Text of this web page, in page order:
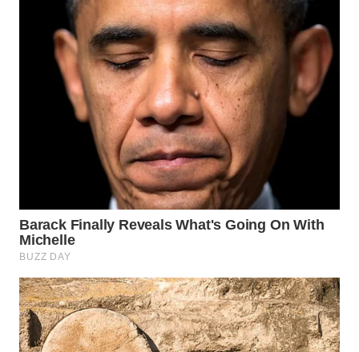
SOLO
WN
BOROBUDUR
SURABAYA
WN
WN
BINTAN